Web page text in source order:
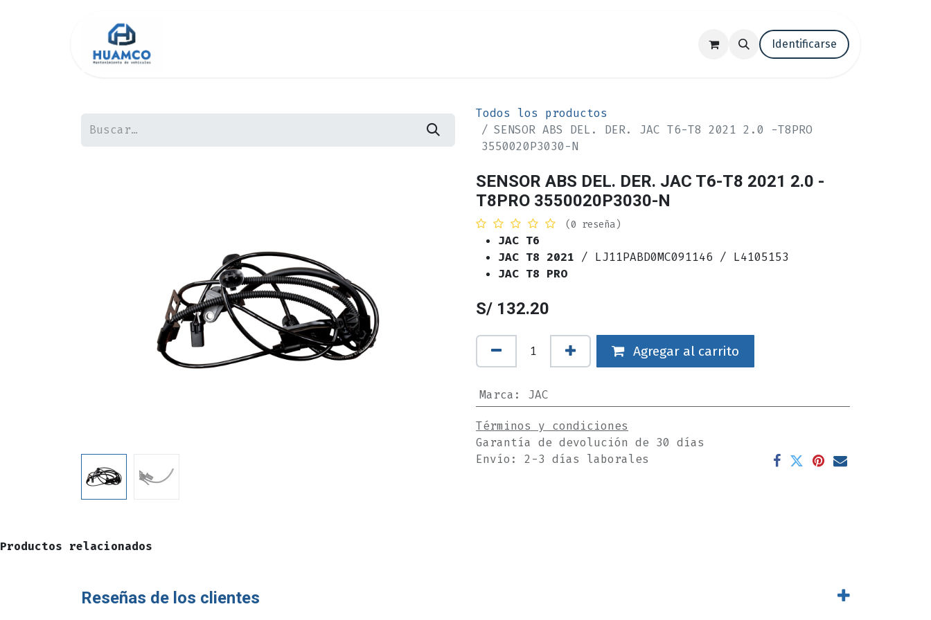
Trabaja con nosotros Blog
Identificarse
Todos los productos
SENSOR ABS DEL. DER. JAC T6-T8 2021 2.0 -T8PRO
3550020P3030-N
SENSOR ABS DEL. DER. JAC T6-T8 2021 2.0 -
T8PRO 3550020P3030-N
(0 reseña)
JAC T6
JAC T8 2021 / LJ11PABD0MC091146 / L4105153
JAC T8 PRO
S/ 132.20
Agregar al carrito
Marca : JAC
Términos y condiciones
Garantía de devolución de 30 días
Envío: 2-3 días laborales
Productos relacionados
Reseñas de los clientes